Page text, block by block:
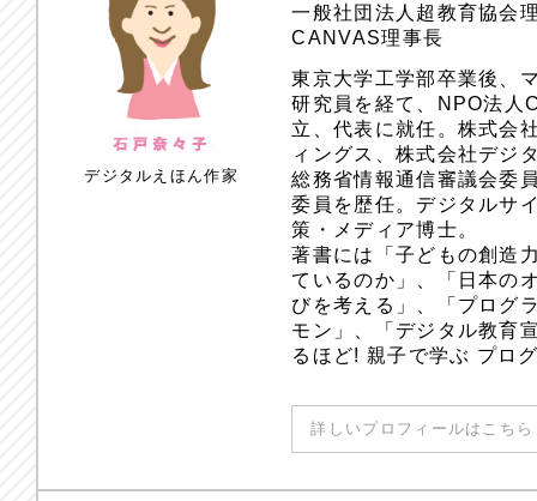
デジタルえほん作家
一般社団法人超教育協会
CANVAS理事長
東京大学工学部卒業後、
研究員を経て、NPO法人
立、代表に就任。株式会
ィングス、株式会社デジ
総務省情報通信審議会委
委員を歴任。デジタルサ
策・メディア博士。
著書には「子どもの創造
ているのか」、「日本の
びを考える」、「プログ
モン」、「デジタル教育
るほど! 親子で学ぶ プロ
詳しいプロフィールはこち